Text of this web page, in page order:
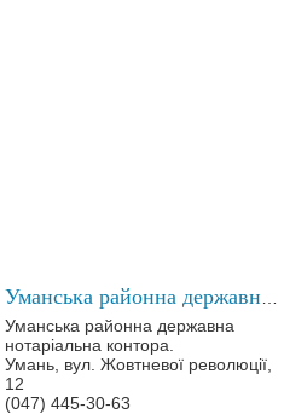
Уманська районна державна
нотаріальна контора.
Умань, вул. Жовтневої революції,
12
(047) 445-30-63